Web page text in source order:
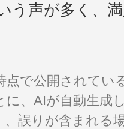
う声が多く、
点で公開されてい
に、AIが自動生成
、誤りが含まれる